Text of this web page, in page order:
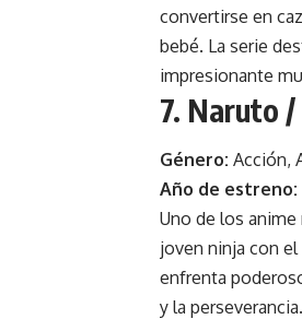
convertirse en
bebé. La serie
impresionante
7. Naruto
Género: Acción,
Año de estreno:
Uno de los
joven ninja con
enfrenta
y la